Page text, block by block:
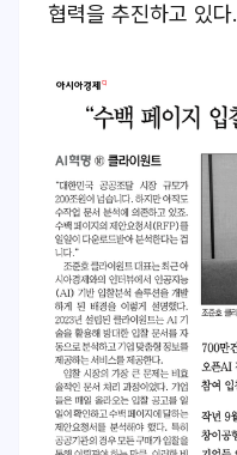
협력을 추진하고 있다.